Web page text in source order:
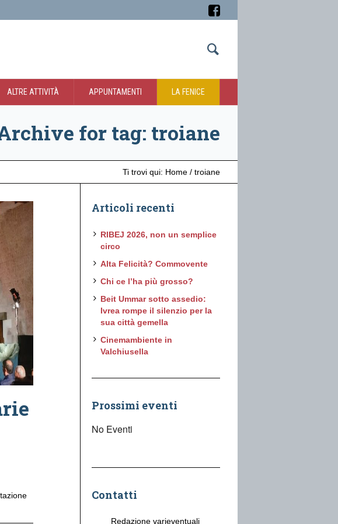
ALTRE ATTIVITÀ APPUNTAMENTI LA FENICE
for tag: troiane
Ti trovi qui: Home / troiane
Articoli recenti
RIBEJ 2026, non un semplice
circo
Alta Felicità? Commovente
Chi ce l’ha più grosso?
Beit Ummar sotto assedio:
Ivrea rompe il silenzio per la
sua città gemella
Cinemambiente in
Valchiusella
Prossimi eventi
No Eventi
Contatti
Redazione varieventuali